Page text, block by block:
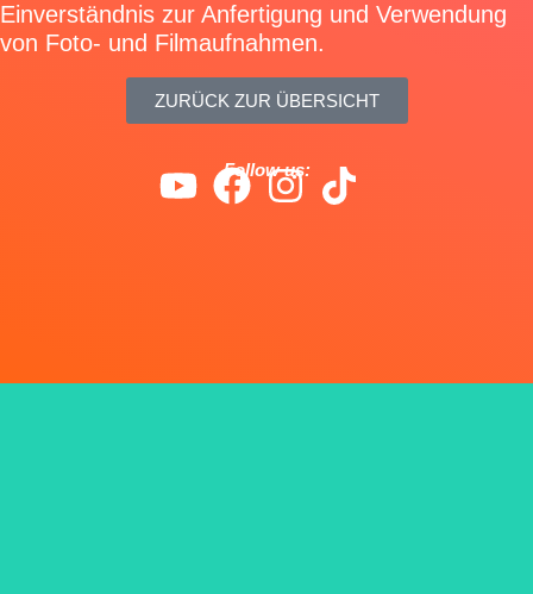
Einverständnis zur Anfertigung und Verwendung
von Foto- und Filmaufnahmen.
ZURÜCK ZUR ÜBERSICHT
Follow us: